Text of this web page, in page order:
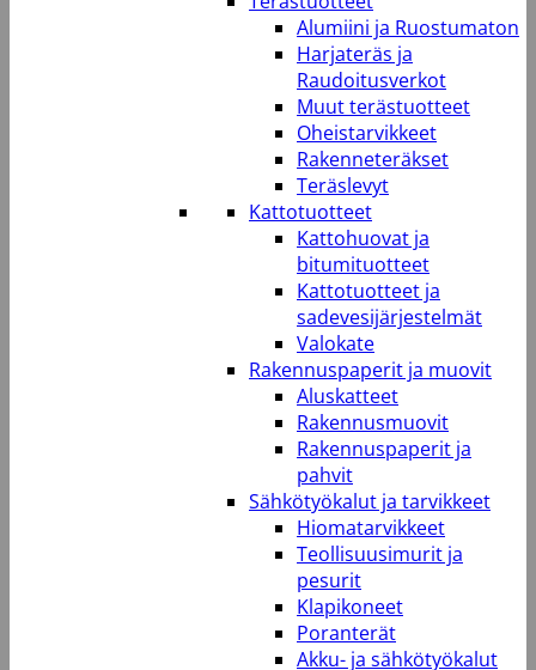
Alumiini ja Ruostumaton
Harjateräs ja
Raudoitusverkot
Muut terästuotteet
Oheistarvikkeet
Rakenneteräkset
Teräslevyt
Kattotuotteet
Kattohuovat ja
bitumituotteet
Kattotuotteet ja
sadevesijärjestelmät
Valokate
Rakennuspaperit ja muovit
Aluskatteet
Rakennusmuovit
Rakennuspaperit ja
pahvit
Sähkötyökalut ja tarvikkeet
Hiomatarvikkeet
Teollisuusimurit ja
pesurit
Klapikoneet
Poranterät
Akku- ja sähkötyökalut